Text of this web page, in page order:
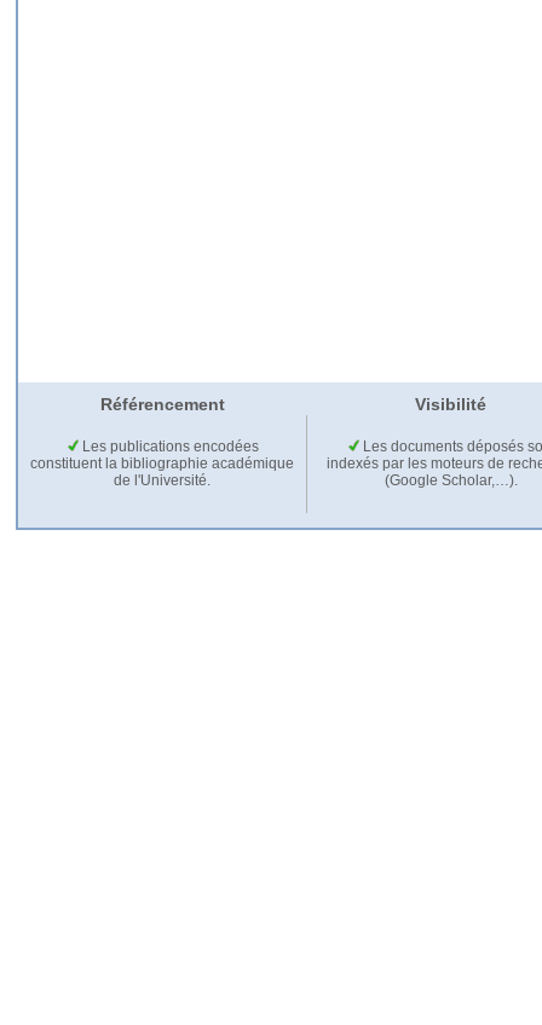
Référencement Visibilité
Les publications encodées
constituent la bibliographie académique
de l'Université.
Les documents déposés
indexés par les moteurs de
(Google Scholar,…).